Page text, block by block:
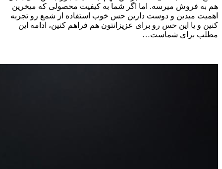
هم به فروش میرسه. اما اگر شما به کیفیت محصولی که میخرین
اهمیت میدین و دوست دارین حس خوب استفاده از شمع رو تجربه
کنین و یا این حس رو برای عزیزانتون هم فراهم کنین، ادامه این
مطلب برای شماست…